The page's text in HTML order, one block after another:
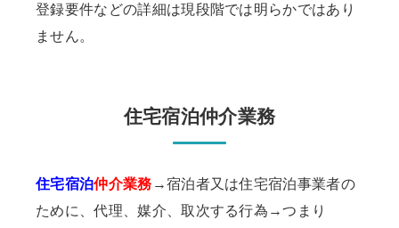
登録要件などの詳細は現段階では明らかではあり
ません。
住宅宿泊仲介業務
住宅宿泊仲介業務 →宿泊者又は住宅宿泊事業者の
ために、代理、媒介、取次する行為→つまり